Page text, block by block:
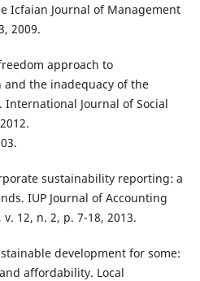
Icfaian Journal of Management
2009.
approach to
and the inadequacy of the
Journal of Social
sustainability reporting: a
IUP Journal of Accounting
12, n. 2, p. 7-18, 2013.
development for some:
affordability. Local